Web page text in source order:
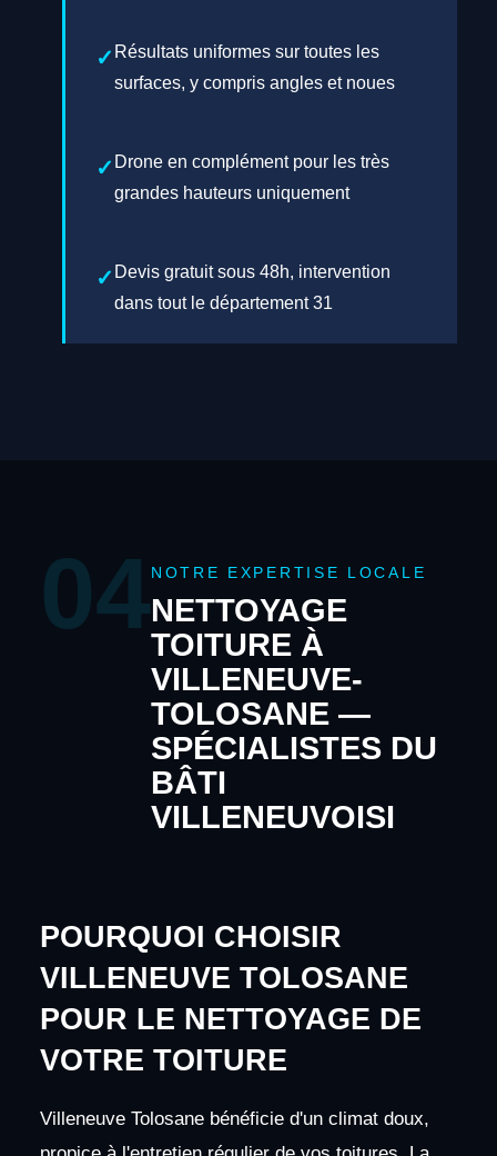
Résultats uniformes sur toutes les
surfaces, y compris angles et noues
Drone en complément pour les très
grandes hauteurs uniquement
Devis gratuit sous 48h, intervention
dans tout le département 31
04NOTRE EXPERTISE LOCALE
NETTOYAGE
TOITURE À
VILLENEUVE-
TOLOSANE —
SPÉCIALISTES DU
BÂTI
VILLENEUVOISI
POURQUOI CHOISIR
VILLENEUVE TOLOSANE
POUR LE NETTOYAGE DE
VOTRE TOITURE
Villeneuve Tolosane bénéficie d'un climat doux,